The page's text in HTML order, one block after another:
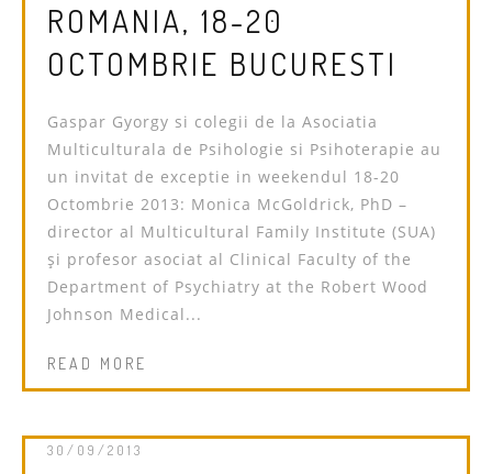
ROMANIA, 18-20
OCTOMBRIE BUCURESTI
Gaspar Gyorgy si colegii de la Asociatia
Multiculturala de Psihologie si Psihoterapie au
un invitat de exceptie in weekendul 18-20
Octombrie 2013: Monica McGoldrick, PhD –
director al Multicultural Family Institute (SUA)
și profesor asociat al Clinical Faculty of the
Department of Psychiatry at the Robert Wood
Johnson Medical...
READ MORE
30/09/2013